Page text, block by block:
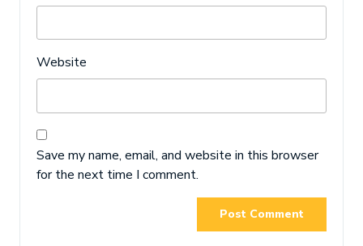
Website
Save my name, email, and website in this browser
for the next time I comment.